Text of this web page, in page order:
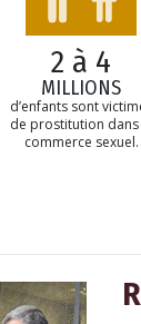
2 à 4
MILLIONS
d’enfants sont
de prostitution dans
commerce sexuel.